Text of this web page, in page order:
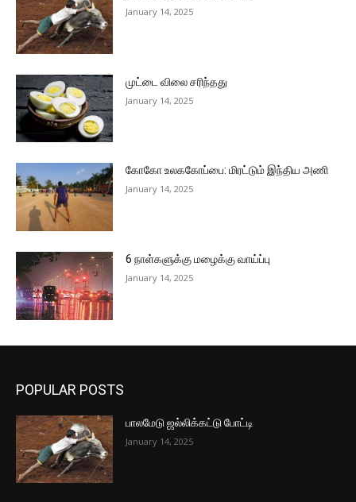
January 14, 2025
முட்டை விலை சரிந்தது
January 14, 2025
கோகோ உலககோப்பை: மிரட்டும் இந்திய அணி
January 14, 2025
6 நாள்களுக்கு மழைக்கு வாய்ப்பு
January 14, 2025
POPULAR POSTS
பாலமேடு ஜல்லிக்கட்டு போட்டி
January 14, 2025